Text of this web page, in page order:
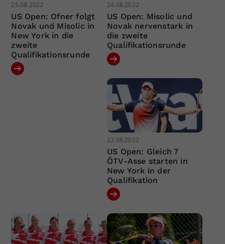
25.08.2022
US Open: Ofner folgt
Novak und Misolic in
New York in die
zweite
Qualifikationsrunde
24.08.2022
US Open: Misolic und
Novak nervenstark in
die zweite
Qualifikationsrunde
22.08.2022
US Open: Gleich 7
ÖTV-Asse starten in
New York in der
Qualifikation